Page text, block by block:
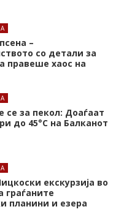
–
со детали за
правеше хаос на
се за пекол: Доаѓаат
до 45°C на Балканот
екскурзија во
граѓаните
планини и езера